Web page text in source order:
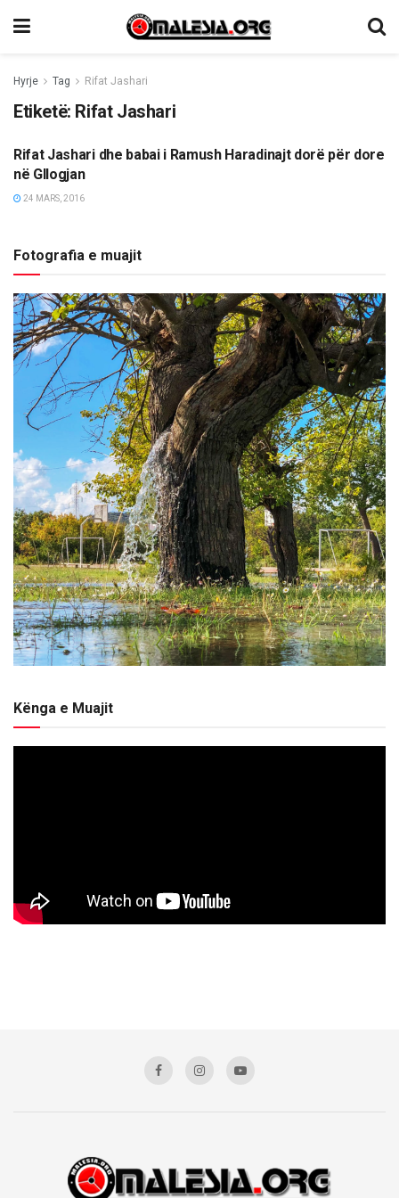
Hyrje Tag Rifat Jashari
Etiketë: Rifat Jashari
ETNIKE/RAJONI/BOTA
Rifat Jashari dhe babai i Ramush Haradinajt dorë për dore
në Gllogjan
24 MARS, 2016
Fotografia e muajit
Kënga e Muajit